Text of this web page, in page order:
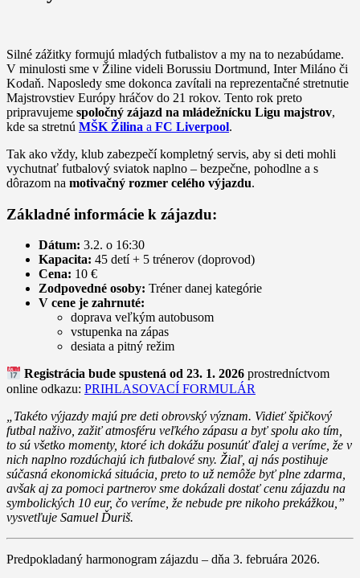
Silné zážitky formujú mladých futbalistov a my na to nezabúdame.
V minulosti sme v Žiline videli Borussiu Dortmund, Inter Miláno či
Kodaň. Naposledy sme dokonca zavítali na reprezentačné stretnutie
Majstrovstiev Európy hráčov do 21 rokov. Tento rok preto
pripravujeme spoločný zájazd na mládežnícku Ligu majstrov,
kde sa stretnú MŠK Žilina a FC Liverpool.
Tak ako vždy, klub zabezpečí kompletný servis, aby si deti mohli
vychutnať futbalový sviatok naplno – bezpečne, pohodlne a s
dôrazom na motivačný rozmer celého výjazdu.
Základné informácie k zájazdu:
Dátum: 3.2. o 16:30
Kapacita: 45 detí + 5 trénerov (doprovod)
Cena: 10 €
Zodpovedné osoby: Tréner danej kategórie
V cene je zahrnuté:
doprava veľkým autobusom
vstupenka na zápas
desiata a pitný režim
Registrácia bude spustená od 23. 1. 2026 prostredníctvom
online odkazu: PRIHLASOVACÍ FORMULÁR
„Takéto výjazdy majú pre deti obrovský význam. Vidieť špičkový
futbal naživo, zažiť atmosféru veľkého zápasu a byť spolu ako tím,
to sú všetko momenty, ktoré ich dokážu posunúť ďalej a veríme, že v
nich naplno rozdúchajú ich futbalové sny. Žiaľ, aj nás postihuje
súčasná ekonomická situácia, preto to už nemôže byť plne zdarma,
avšak aj za pomoci partnerov sme dokázali dostať cenu zájazdu na
symbolických 10 eur, čo veríme, že nebude pre nikoho prekážkou,”
vysvetľuje Samuel Ďuriš.
Predpokladaný harmonogram zájazdu – dňa 3. februára 2026.